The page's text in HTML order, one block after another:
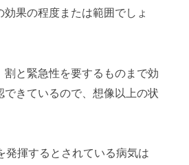
果の程度または範囲でしょ
割と緊急性を要するものまで効
できているので、想像以上の状
発揮するとされている病気は